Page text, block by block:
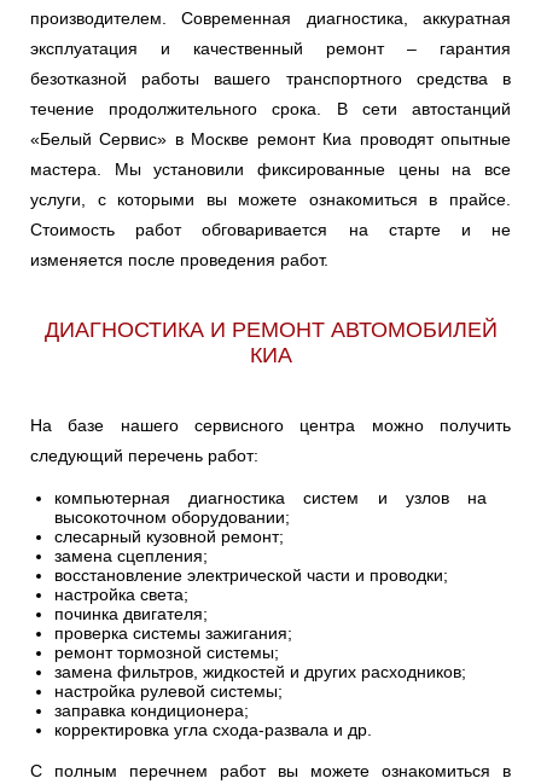
Тольятти
Тула
Тюмень
Ульяновск
Челябинск
Ярославль
QUORIS RETONA RIO
ROADSTER
SORENTO SOUL SPECTRA
производителем. Современная диагностика, аккуратная
эксплуатация и качественный ремонт – гарантия
безотказной работы вашего транспортного средства в
течение продолжительного срока. В сети автостанций
«Белый Сервис» в Москве ремонт Киа проводят опытные
мастера. Мы установили фиксированные цены на все
услуги, с которыми вы можете ознакомиться в прайсе.
Стоимость работ обговаривается на старте и не
изменяется после проведения работ.
ДИАГНОСТИКА И РЕМОНТ АВТОМОБИЛЕЙ
КИА
На базе нашего сервисного центра можно получить
следующий перечень работ:
компьютерная диагностика систем и узлов на
высокоточном оборудовании;
слесарный кузовной ремонт;
замена сцепления;
восстановление электрической части и проводки;
настройка света;
починка двигателя;
проверка системы зажигания;
ремонт тормозной системы;
замена фильтров, жидкостей и других расходников;
настройка рулевой системы;
заправка кондиционера;
корректировка угла схода-развала и др.
С полным перечнем работ вы можете ознакомиться в